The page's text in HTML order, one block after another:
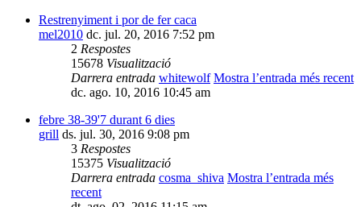
Restrenyiment i por de fer caca
mel2010 dc. jul. 20, 2016 7:52 pm
2 Respostes
15678 Visualització
Darrera entrada whitewolf Mostra l’entrada més recent
dc. ago. 10, 2016 10:45 am
febre 38-39'7 durant 6 dies
grill ds. jul. 30, 2016 9:08 pm
3 Respostes
15375 Visualització
Darrera entrada cosma_shiva Mostra l’entrada més
recent